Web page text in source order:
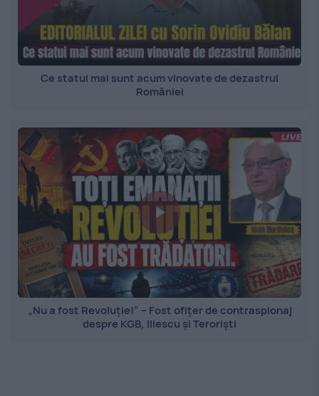
Ce statui mai sunt acum vinovate de dezastrul
României
„Nu a fost Revoluție!” – Fost ofițer de contraspionaj
despre KGB, Iliescu și Teroriști